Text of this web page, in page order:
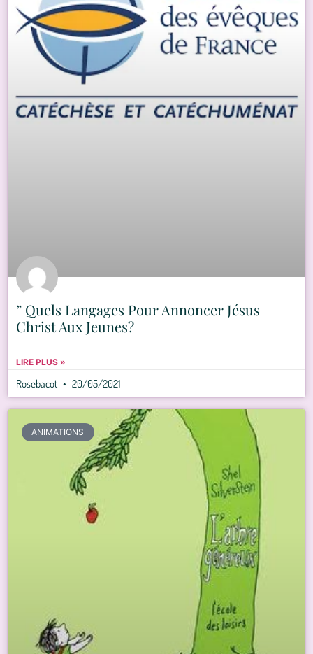
” Quels Langages Pour Annoncer Jésus
Christ Aux Jeunes?
LIRE PLUS »
Rosebacot 20/05/2021
ANIMATIONS